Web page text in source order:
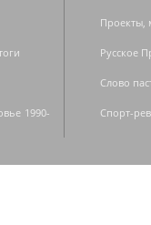
1990-
Проекты,
Русское
Слово
Спорт-